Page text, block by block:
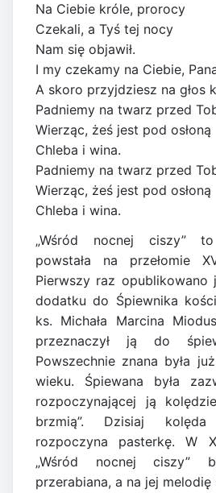
Na Ciebie króle, prorocy
Czekali, a Tyś tej nocy
Nam się objawił.
I my czekamy na Ciebie,
A skoro przyjdziesz na głos
Padniemy na twarz przed
Wierząc, żeś jest pod osłoną
Chleba i wina.
Padniemy na twarz przed
Wierząc, żeś jest pod osłoną
Chleba i wina.
„Wśród nocnej ciszy”
powstała na przełomie
Pierwszy raz
dodatku do Śpiewnika
ks. Michała Marcina
przeznaczył ją do
Powszechnie znana była
wieku. Śpiewana była
rozpoczynającej ją
brzmią”. Dzisiaj
rozpoczyna pasterkę. W
„Wśród nocnej ciszy”
przerabiana, a na jej